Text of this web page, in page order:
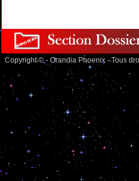
Copyright © - Orandia Phoenix - Tous